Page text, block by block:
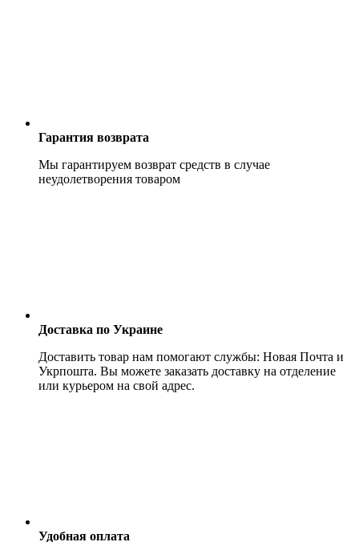
Гарантия возврата
Мы гарантируем возврат средств в случае
неудолетворения товаром
Доставка по Украине
Доставить товар нам помогают службы: Новая Почта и
Укрпошта. Вы можете заказать доставку на отделение
или курьером на свой адрес.
Удобная оплата